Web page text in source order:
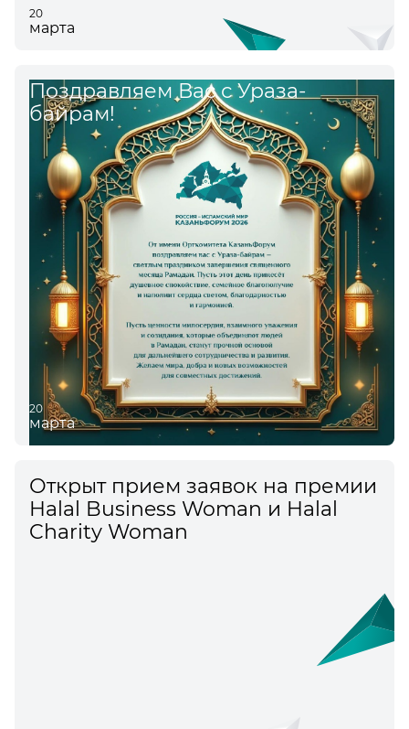
20
марта
Поздравляем Вас с Ураза-
байрам!
20
марта
Открыт прием заявок на премии
Halal Business Woman и Halal
Charity Woman